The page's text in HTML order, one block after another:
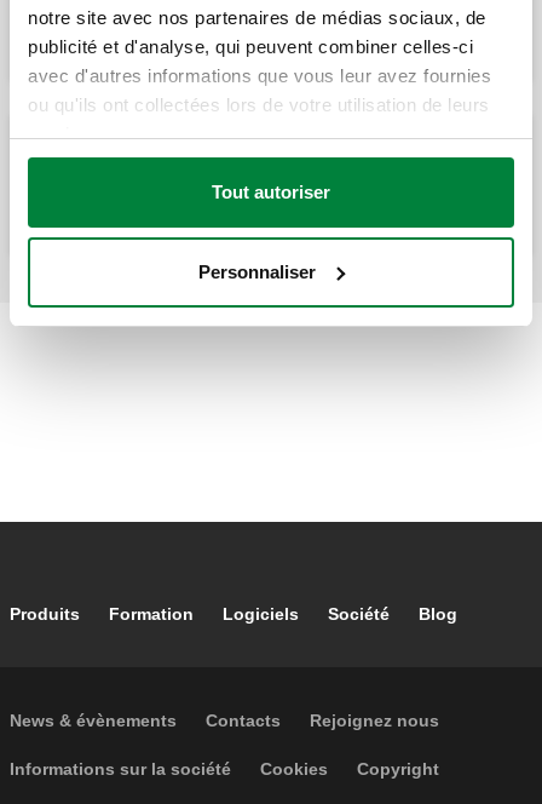
notre site avec nos partenaires de médias sociaux, de
publicité et d'analyse, qui peuvent combiner celles-ci
avec d'autres informations que vous leur avez fournies
ou qu'ils ont collectées lors de votre utilisation de leurs
services.
Tout autoriser
Personnaliser
compteur d’énergie. Transmission
unidirectionelle.
Dispositif USB/radio de transmission pour
consommations.
Footer main navigation
Produits Formation Logiciels Société Blog
Footer secondary navigation
News & évènements Contacts Rejoignez nous
Footer menu
Informations sur la société Cookies Copyright